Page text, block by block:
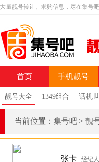
大量靓号转让、求购信息，尽在集号吧
首页 手机靓号
靓号大全 1349组合 话机
当前位置： 集号吧 > 靓
张卡 经纪人